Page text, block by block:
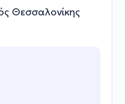
Θεσσαλονίκης